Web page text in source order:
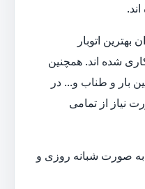
اتوبار
شده اند. همچنین
بار و طناب و... در
نیاز از تمامی
صورت شبانه روزی و